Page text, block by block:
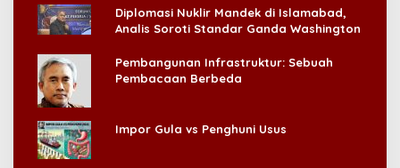
Diplomasi Nuklir Mandek di Islamabad,
Analis Soroti Standar Ganda Washington
Pembangunan Infrastruktur: Sebuah
Pembacaan Berbeda
Impor Gula vs Penghuni Usus